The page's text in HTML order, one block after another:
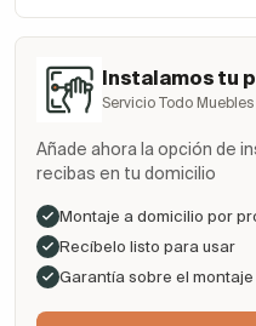
Instalamos tu
Servicio Todo
Añade ahora la opción de
recibas en tu domicilio
Montaje a domicilio por
Recíbelo listo para usar
Garantía sobre el montaje